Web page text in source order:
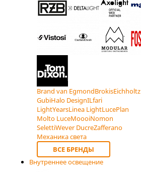
Brand van EgmondBrokisEichholtz
GubiHalo DesignILfari
LightYearsLinea LightLucePlan
Molto LuceMoooiNomon
SelettiWever DucreZafferano
Механика света
ВСЕ БРЕНДЫ
Внутреннее освещение